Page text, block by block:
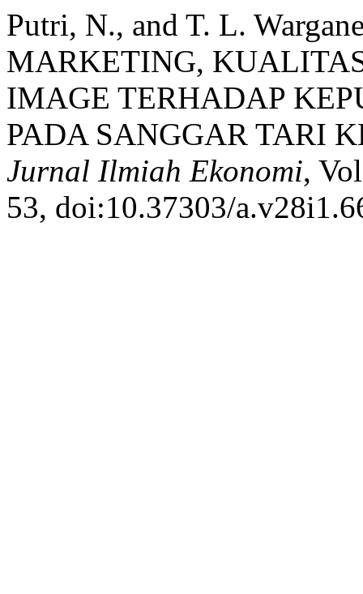
Putri, N., and T. L.
MARKETING,
IMAGE TERHADAP
PADA SANGGAR TARI
Jurnal Ilmiah Ekonomi,
53, doi:10.37303/